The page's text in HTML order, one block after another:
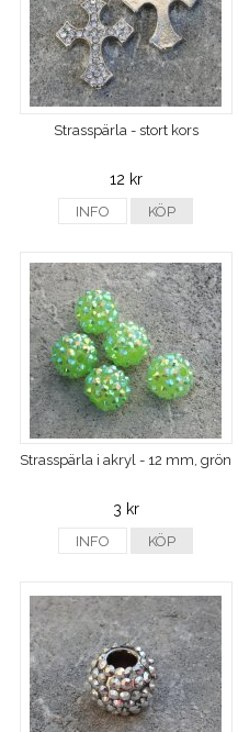
Strasspärla - stort kors
12 kr
INFO KÖP
Strasspärla i akryl - 12 mm, grön
3 kr
INFO KÖP